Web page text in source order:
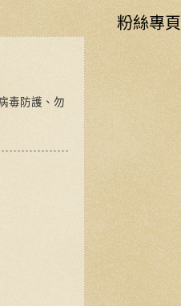
毒防護、勿
粉絲專頁